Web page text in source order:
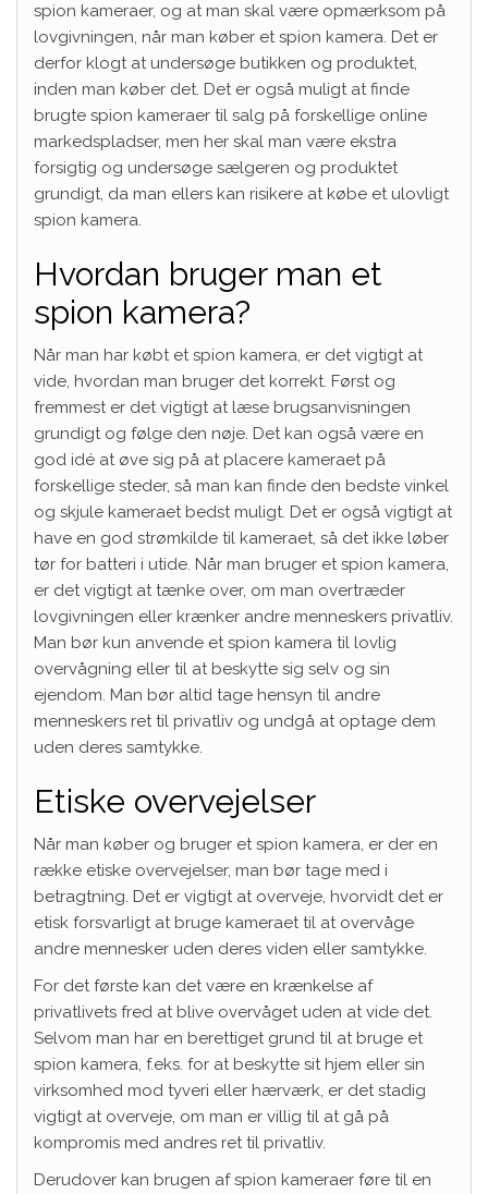
spion kameraer, og at man skal være opmærksom på
lovgivningen, når man køber et spion kamera. Det er
derfor klogt at undersøge butikken og produktet,
inden man køber det. Det er også muligt at finde
brugte spion kameraer til salg på forskellige online
markedspladser, men her skal man være ekstra
forsigtig og undersøge sælgeren og produktet
grundigt, da man ellers kan risikere at købe et ulovligt
spion kamera.
Hvordan bruger man et
spion kamera?
Når man har købt et spion kamera, er det vigtigt at
vide, hvordan man bruger det korrekt. Først og
fremmest er det vigtigt at læse brugsanvisningen
grundigt og følge den nøje. Det kan også være en
god idé at øve sig på at placere kameraet på
forskellige steder, så man kan finde den bedste vinkel
og skjule kameraet bedst muligt. Det er også vigtigt at
have en god strømkilde til kameraet, så det ikke løber
tør for batteri i utide. Når man bruger et spion kamera,
er det vigtigt at tænke over, om man overtræder
lovgivningen eller krænker andre menneskers privatliv.
Man bør kun anvende et spion kamera til lovlig
overvågning eller til at beskytte sig selv og sin
ejendom. Man bør altid tage hensyn til andre
menneskers ret til privatliv og undgå at optage dem
uden deres samtykke.
Etiske overvejelser
Når man køber og bruger et spion kamera, er der en
række etiske overvejelser, man bør tage med i
betragtning. Det er vigtigt at overveje, hvorvidt det er
etisk forsvarligt at bruge kameraet til at overvåge
andre mennesker uden deres viden eller samtykke.
For det første kan det være en krænkelse af
privatlivets fred at blive overvåget uden at vide det.
Selvom man har en berettiget grund til at bruge et
spion kamera, f.eks. for at beskytte sit hjem eller sin
virksomhed mod tyveri eller hærværk, er det stadig
vigtigt at overveje, om man er villig til at gå på
kompromis med andres ret til privatliv.
Derudover kan brugen af spion kameraer føre til en